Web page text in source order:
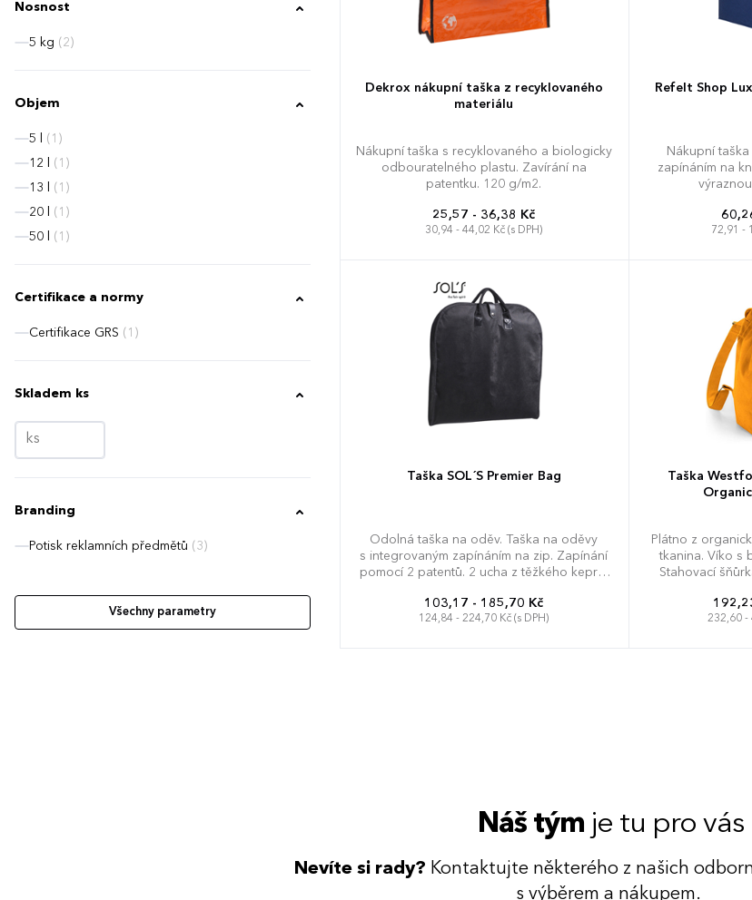
Nosnost
5 kg (2)
Objem
5 l
(1)
12 l
(1)
13 l
(1)
20 l
(1)
50 l
(1)
Certifikace a normy
Certifikace GRS (1)
Skladem ks
Branding
Potisk reklamních předmětů (3)
Všechny parametry
Dekrox nákupní taška z recyklovaného
materiálu
Nákupní taška s recyklovaného a biologicky
odbouratelného plastu. Zavírání na
patentku. 120 g/m2.
25,57 - 36,38 Kč
30,94 - 44,02 Kč (s DPH)
Refelt Shop
Nákupní taška
zapínáním na
výraznou
72,91 -
Taška SOL´S Premier Bag
Odolná taška na oděv. Taška na oděvy
s integrovaným zapínáním na zip. Zapínání
pomocí 2 patentů. 2 ucha z těžkého kepru.
obsahu/dekorace.
103,17 - 185,70 Kč
124,84 - 224,70 Kč (s DPH)
Taška
Plátno z
tkanina. Víko s
Stahovací
5 litrů.
232,60 -
Náš tým je tu pro vás
Nevíte si rady? Kontaktujte některého z našich
s výběrem a nákupem.